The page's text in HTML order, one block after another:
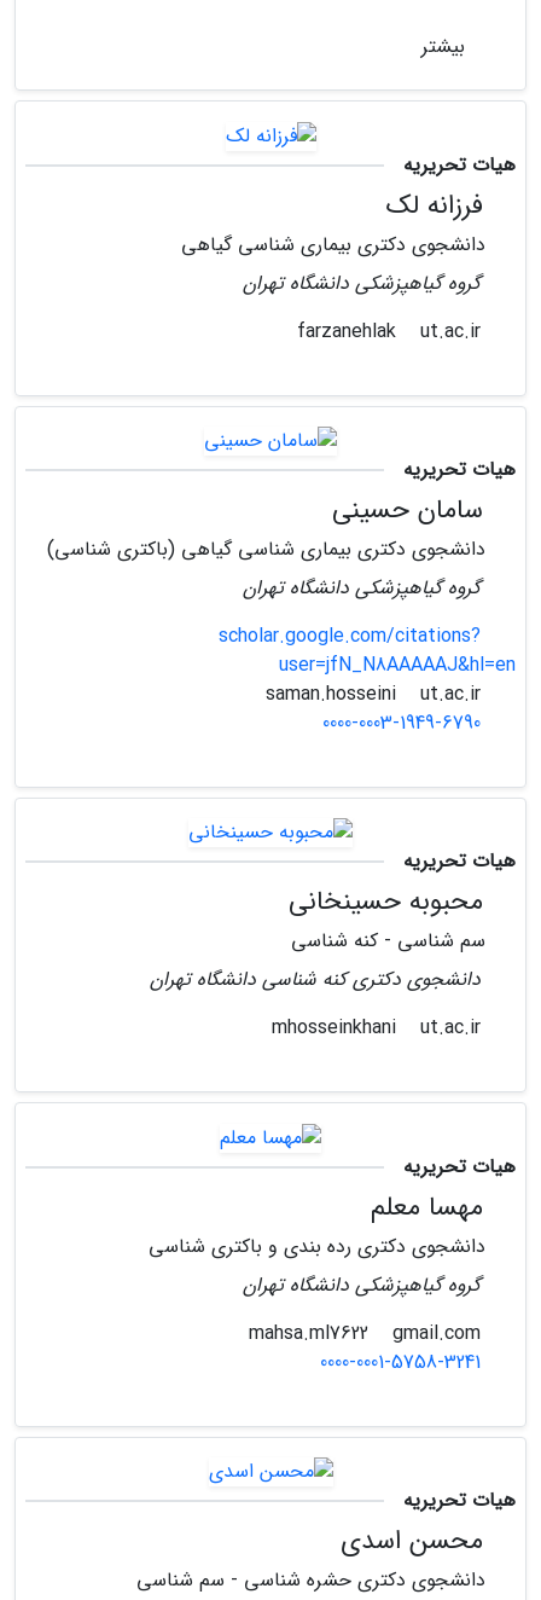
بیشتر
هیات تحریریه
فرزانه لک
دانشجوی دکتری بیماری شناسی گیاهی
گروه گیاهپزشکی دانشگاه تهران
ut.ac.ir
هیات تحریریه
سامان حسینی
دانشجوی دکتری بیماری شناسی گیاهی (باکتری شناسی)
گروه گیاهپزشکی دانشگاه تهران
scholar.google.com/citations?
user=jfN_N8AAAAAJ&hl=en
ut.ac.ir
0000-0003-1949-6790
هیات تحریریه
محبوبه حسینخانی
سم شناسی - کنه شناسی
دانشجوی دکتری کنه شناسی دانشگاه تهران
ut.ac.ir
هیات تحریریه
مهسا معلم
دانشجوی دکتری رده بندی و باکتری شناسی
گروه گیاهپزشکی دانشگاه تهران
gmail.com
0000-0001-5758-3241
هیات تحریریه
محسن اسدی
دانشجوی دکتری حشره شناسی - سم شناسی